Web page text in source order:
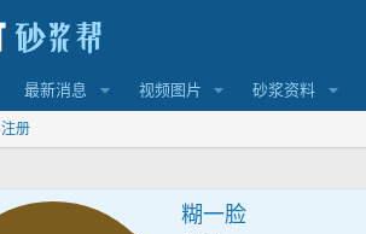
最新消息 视频图片 砂浆资料
注册
糊一脸